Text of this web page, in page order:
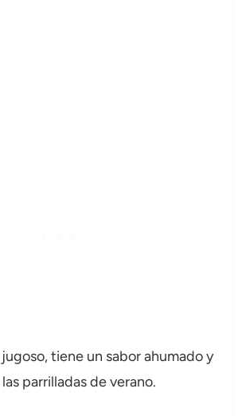
tiene un sabor ahumado y
parrilladas de verano.